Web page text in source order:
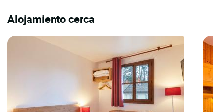
Alojamiento cerca